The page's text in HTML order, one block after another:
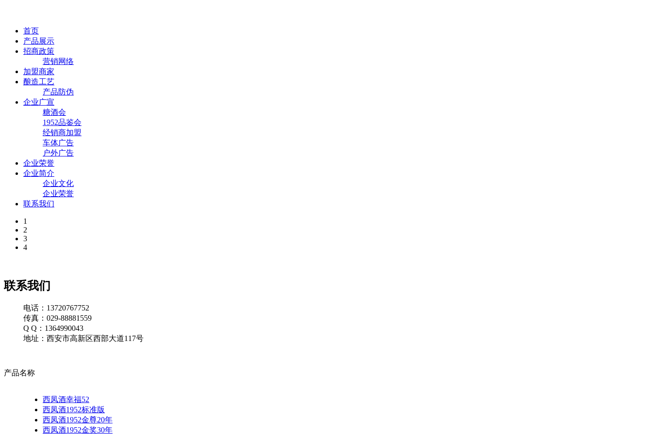
首页
产品展示
招商政策
营销网络
加盟商家
酿造工艺
产品防伪
企业广宣
糖酒会
1952品鉴会
经销商加盟
车体广告
户外广告
企业荣誉
企业简介
企业文化
企业荣誉
联系我们
1
2
3
4
联系我们
电话：13720767752
传真：029-88881559
Q Q：1364990043
地址：西安市高新区西部大道117号
产品名称
西凤酒幸福52
西凤酒1952标准版
西凤酒1952金尊20年
西凤酒1952金奖30年